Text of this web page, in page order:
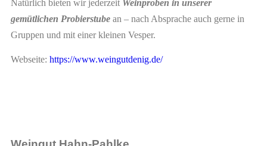
Natürlich bieten wir jederzeit Weinproben in unserer
gemütlichen Probierstube an – nach Absprache auch gerne in
Gruppen und mit einer kleinen Vesper.
Webseite: https://www.weingutdenig.de/